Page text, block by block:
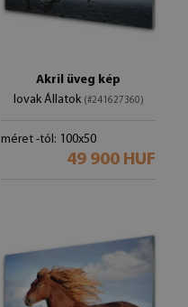
Akril üveg kép
lovak Állatok (#241627360)
méret -tól: 100x50
49 900 HUF